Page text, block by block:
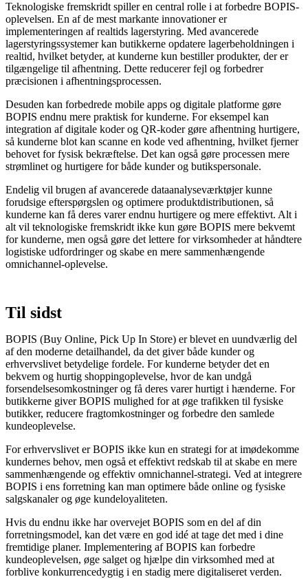
Teknologiske fremskridt spiller en central rolle i at forbedre BOPIS-
oplevelsen. En af de mest markante innovationer er
implementeringen af realtids lagerstyring. Med avancerede
lagerstyringssystemer kan butikkerne opdatere lagerbeholdningen i
realtid, hvilket betyder, at kunderne kun bestiller produkter, der er
tilgængelige til afhentning. Dette reducerer fejl og forbedrer
præcisionen i afhentningsprocessen.
Desuden kan forbedrede mobile apps og digitale platforme gøre
BOPIS endnu mere praktisk for kunderne. For eksempel kan
integration af digitale koder og QR-koder gøre afhentning hurtigere,
så kunderne blot kan scanne en kode ved afhentning, hvilket fjerner
behovet for fysisk bekræftelse. Det kan også gøre processen mere
strømlinet og hurtigere for både kunder og butikspersonale.
Endelig vil brugen af avancerede dataanalyseværktøjer kunne
forudsige efterspørgslen og optimere produktdistributionen, så
kunderne kan få deres varer endnu hurtigere og mere effektivt. Alt i
alt vil teknologiske fremskridt ikke kun gøre BOPIS mere bekvemt
for kunderne, men også gøre det lettere for virksomheder at håndtere
logistiske udfordringer og skabe en mere sammenhængende
omnichannel-oplevelse.
Til sidst
BOPIS (Buy Online, Pick Up In Store) er blevet en uundværlig del
af den moderne detailhandel, da det giver både kunder og
erhvervslivet betydelige fordele. For kunderne betyder det en
bekvem og hurtig shoppingoplevelse, hvor de kan undgå
forsendelsesomkostninger og få deres varer hurtigt i hænderne. For
butikkerne giver BOPIS mulighed for at øge trafikken til fysiske
butikker, reducere fragtomkostninger og forbedre den samlede
kundeoplevelse.
For erhvervslivet er BOPIS ikke kun en strategi for at imødekomme
kundernes behov, men også et effektivt redskab til at skabe en mere
sammenhængende og effektiv omnichannel-strategi. Ved at integrere
BOPIS i ens forretning kan man optimere både online og fysiske
salgskanaler og øge kundeloyaliteten.
Hvis du endnu ikke har overvejet BOPIS som en del af din
forretningsmodel, kan det være en god idé at tage det med i dine
fremtidige planer. Implementering af BOPIS kan forbedre
kundeoplevelsen, øge salget og hjælpe din virksomhed med at
forblive konkurrencedygtig i en stadig mere digitaliseret verden.